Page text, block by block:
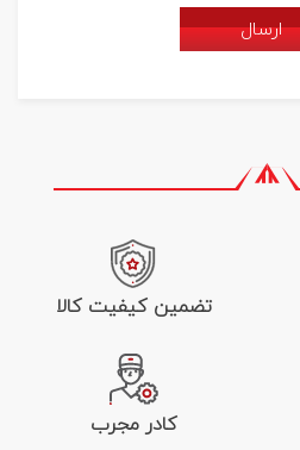
ارسال
تضمین کیفیت کالا
کادر مجرب